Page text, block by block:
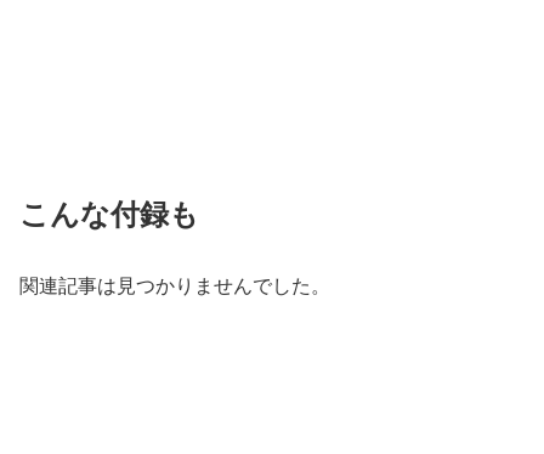
こんな付録も
関連記事は見つかりませんでした。